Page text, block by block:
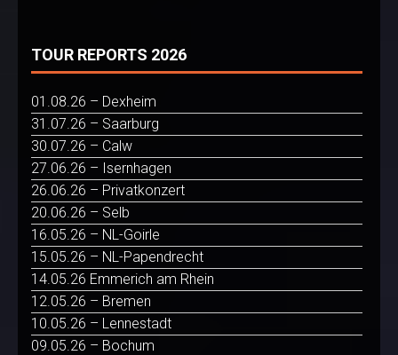
TOUR REPORTS 2026
01.08.26 – Dexheim
31.07.26 – Saarburg
30.07.26 – Calw
27.06.26 – Isernhagen
26.06.26 – Privatkonzert
20.06.26 – Selb
16.05.26 – NL-Goirle
15.05.26 – NL-Papendrecht
14.05.26 Emmerich am Rhein
12.05.26 – Bremen
10.05.26 – Lennestadt
09.05.26 – Bochum